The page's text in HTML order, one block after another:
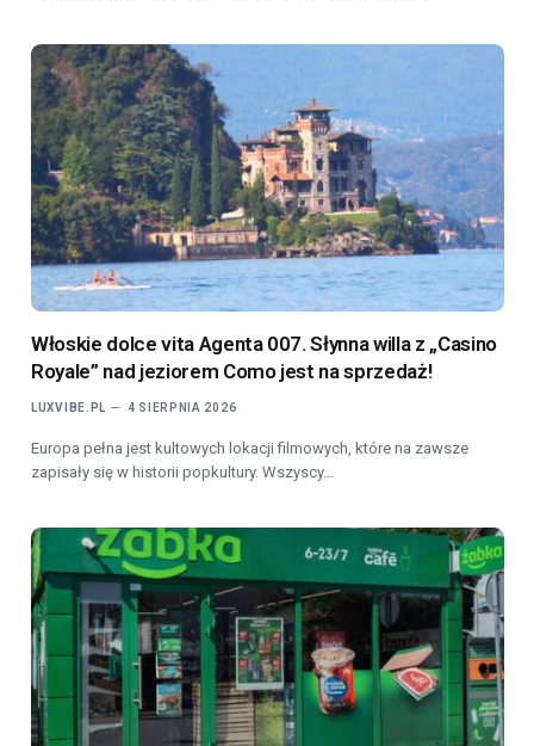
Włoskie dolce vita Agenta 007. Słynna willa z „Casino
Royale” nad jeziorem Como jest na sprzedaż!
LUXVIBE.PL 4 SIERPNIA 2026
Europa pełna jest kultowych lokacji filmowych, które na zawsze
zapisały się w historii popkultury. Wszyscy…